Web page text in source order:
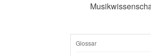
SKIP
Glossar